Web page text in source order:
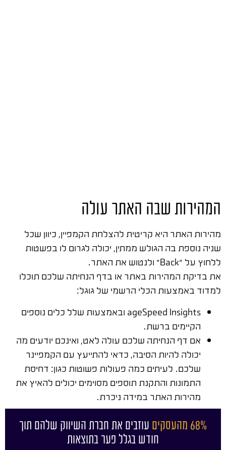
המהירות שבה האתר עולה
מהירות האתר היא קריטית להצלחת הקמפיין, כיוון שכל
שניה נוספת בה הגולש ממתין, יכולה לגרום לו בפשטות
ללחוץ על "Back" ולנטוש את האתר.
את בדיקת המהירות באתר או בדף הנחיתה שלכם תוכלו
למדוד באמצעות הכלי הרשמי של גוגל:
ageSpeed Insights ובאמצעות שלל כלים נוספים
הקיימים ברשת.
אם דף הנחיתה שלכם עולה לאט, ואינכם יודעים מה
יכולה להיות הסיבה, כדאי להתייעץ עם הקמפיינר
שלכם. לעיתים כמה פעולות פשוטות כגון: דחיסת
התמונות והתקנת תוספים מסוימים יכולים להאיץ את
מהירות האתר במידה ניכרת.
68% מהעסקים
עוזבים את חברת השיווק שלהם תוך
חודש בגלל פער בתוצאות